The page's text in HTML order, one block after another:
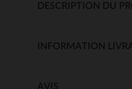
DESCRIPTION DU
INFORMATION
AVIS